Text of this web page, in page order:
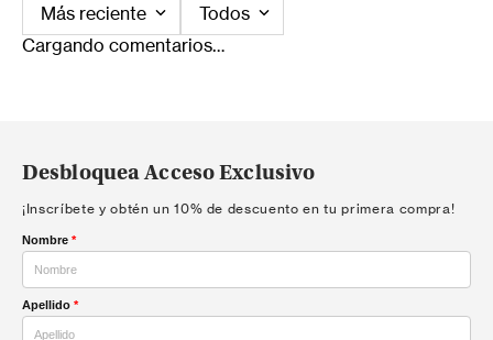
Más reciente
Todos
Cargando comentarios…
Desbloquea Acceso Exclusivo
¡Inscríbete y obtén un 10% de descuento en tu primera compra!
Nombre *
Apellido *